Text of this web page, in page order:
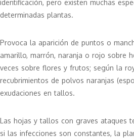
identificación, pero existen muchas
determinadas plantas.
Provoca la aparición de puntos o
amarillo, marrón, naranja o rojo sobre
veces sobre flores y frutos; según la
recubrimientos de polvos naranjas
exudaciones en tallos.
Las hojas y tallos con graves ataques
si las infecciones son constantes, la